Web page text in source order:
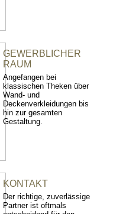
GEWERBLICHER
RAUM
Angefangen bei
klassischen Theken über
Wand- und
Deckenverkleidungen bis
hin zur gesamten
Gestaltung.
KONTAKT
Der richtige, zuverlässige
Partner ist oftmals